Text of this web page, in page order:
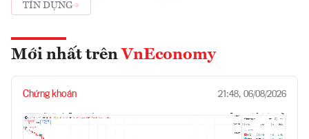
TÍN DỤNG
Mới nhất trên VnEconomy
Chứng khoán 21:48, 06/08/2026